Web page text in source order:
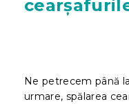
Ne petrecem până
urmare, spălarea